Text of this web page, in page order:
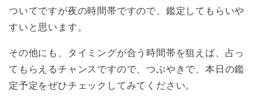
ついてですが夜の時間帯ですので、鑑定してもらいや
すいと思います。
その他にも、タイミングが合う時間帯を狙えば、占っ
てもらえるチャンスですので、つぶやきで、本日の鑑
定予定をぜひチェックしてみてください。